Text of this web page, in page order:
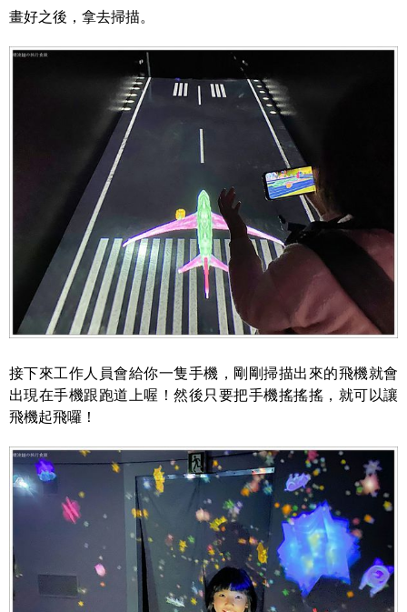
畫好之後，拿去掃描。
接下來工作人員會給你一隻手機，剛剛掃描出來的飛機就會
出現在手機跟跑道上喔！然後只要把手機搖搖搖，就可以讓
飛機起飛囉！